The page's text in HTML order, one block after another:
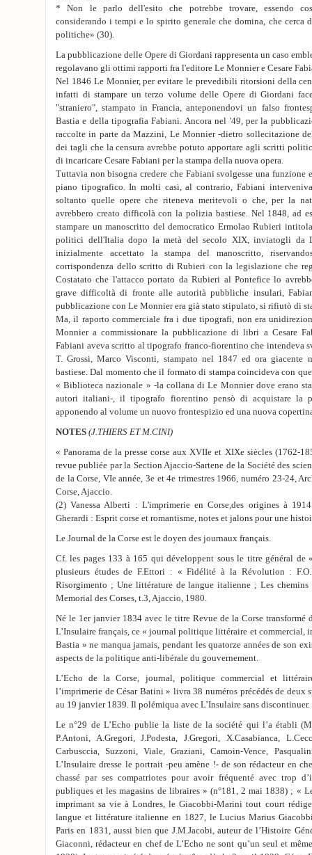
* Non le parlo dell'esito che potrebbe trovare, essendo
considerando i tempi e lo spirito generale che domina, che cerca
politiche» (30).
La pubblicazione delle Opere di Giordani rappresenta un caso
regolavano gli ottimi rapporti fra l'editore Le Monnier e Cesare
Nel 1846 Le Monnier, per evitare le prevedibili ritorsioni della
infatti di stampare un terzo volume delle Opere di Giordani
"straniero", stampato in Francia, anteponendovi un falso
Bastia e della tipografia Fabiani. Ancora nel '49, per la
raccolte in parte da Mazzini, Le Monnier -dietro sollecitazione
dei tagli che la censura avrebbe potuto apportare agli scritti
di incaricare Cesare Fabiani per la stampa della nuova opera.
Tuttavia non bisogna credere che Fabiani svolgesse una funzione
piano tipografico. In molti casi, al contrario, Fabiani
soltanto quelle opere che riteneva meritevoli o che, per la
avrebbero creato difficolà con la polizia bastiese. Nel 1848, ad
stampare un manoscritto del democratico Ermolao Rubieri
politici dell'Italia dopo la metà del secolo XIX, inviatogli da
inizialmente accettato la stampa del manoscritto,
corrispondenza dello scritto di Rubieri con la legislazione che
Costatato che l'attacco portato da Rubieri al Pontefice lo
grave difficoltà di fronte alle autorità pubbliche insulari,
pubblicazione con Le Monnier era già stato stipulato, si rifiutò di
Ma, il raporto commerciale fra i due tipografi, non era
Monnier a commissionare la pubblicazione di libri a Cesare
Fabiani aveva scritto al tipografo franco-fiorentino che intendeva
T. Grossi, Marco Visconti, stampato nel 1847 ed ora giacente
bastiese. Dal momento che il formato di stampa coincideva con
« Biblioteca nazionale » -la collana di Le Monnier dove erano
autori italiani-, il tipografo fiorentino pensò di acquistare la
apponendo al volume un nuovo frontespizio ed una nuova
NOTES (J.THIERS ET M.CINI)
« Panorama de la presse corse aux XVIIe et XIXe siècles (1762-
revue publiée par la Section Ajaccio-Sartene de la Société des
de la Corse, VIe année, 3e et 4e trimestres 1966, numéro 23-24,
Corse, Ajaccio.
(2) Vanessa Alberti : L'imprimerie en Corse,des origines à
Gherardi : Esprit corse et romantisme, notes et jalons pour une
Le Journal de la Corse est le doyen des journaux français.
Cf. les pages 133 à 165 qui développent sous le titre général
plusieurs études de F.Ettori : « Fidélité à la Révolution :
Risorgimento ; Une littérature de langue italienne ; Les
Memorial des Corses, t.3, Ajaccio, 1980.
Né le 1er janvier 1834 avec le titre Revue de la Corse transformé
L’Insulaire français, ce « journal politique littéraire et commercial,
Bastia » ne manqua jamais, pendant les quatorze années de son
aspects de la politique anti-libérale du gouvernement.
L’Echo de la Corse, journal, politique commercial et
l’imprimerie de César Batini » livra 38 numéros précédés de deux
au 19 janvier 1839. Il polémiqua avec L’Insulaire sans discontinuer.
Le n°29 de L’Echo publie la liste de la société qui l’a établi
P.Antoni, A.Gregori, J.Podesta, J.Gregori, X.Casabianca,
Carbusccia, Suzzoni, Viale, Graziani, Camoin-Vence,
L’Insulaire dresse le portrait -peu amène !- de son rédacteur en
chassé par ses compatriotes pour avoir fréquenté avec trop
publiques et les magasins de libraires » (n°181, 2 mai 1838) ; «
imprimant sa vie à Londres, le Giacobbi-Marini tout court
langue et littérature italienne en 1827, le Lucius Marius
Paris en 1831, aussi bien que J.M.Jacobi, auteur de l’Histoire
Giaconni, rédacteur en chef de L’Echo ne sont qu’un seul et